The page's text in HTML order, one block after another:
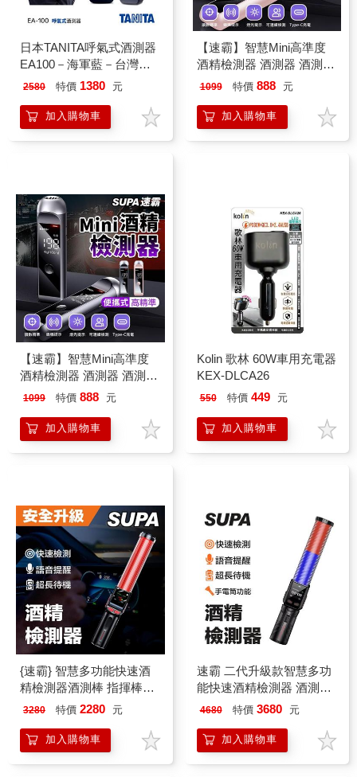
日本TANITA呼氣式酒測器
EA100－海軍藍－台灣公
司貨
2580 特價 1380 元
加入購物車
【速霸】智慧Mini高準度
酒精檢測器 酒測器 酒測棒
(酒精偵測/無須吹氣管/隨
1099 特價 888 元
加入購物車
【速霸】智慧Mini高準度
酒精檢測器 酒測器 酒測棒
(酒精偵測/無須吹氣管/隨
1099 特價 888 元
加入購物車
Kolin 歌林 60W車用充電器
KEX-DLCA26
550 特價 449 元
加入購物車
{速霸} 智慧多功能快速酒
精檢測器酒測棒 指揮棒
(警察裝備 道路警示 酒精
3280 特價 2280 元
加入購物車
速霸 二代升級款智慧多功
能快速酒精檢測器 酒測器
酒測棒 指揮棒
4680 特價 3680 元
加入購物車